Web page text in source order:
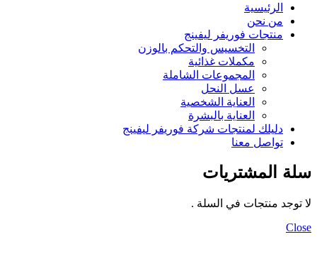
الرئيسية
من نحن
منتجات فوريفر ليفينج
التخسيس والتحكم بالوزن
مكملات غذائية
المجموعات الشاملة
عسل النحل
العناية الشخصية
العناية بالبشرة
دليلك لمنتجات شركة فوريفر ليفينج
تواصل معنا
سلة المشتريات
لا توجد منتجات في السلة .
Close